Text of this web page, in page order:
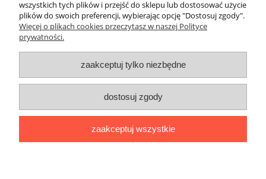
Płatności i dostawa
Informacje
O nas
Kontakt telefoniczny (od poniedziałku do piątku, w godzinach 8:00-
16:00):510282022,795154139
wszystkich tych plików i przejść do sklepu lub dostosować użycie
plików do swoich preferencji, wybierając opcję "Dostosuj zgody".
Więcej o plikach cookies przeczytasz w naszej Polityce
prywatności.
zaakceptuj tylko niezbędne
dostosuj zgody
zaakceptuj wszystkie